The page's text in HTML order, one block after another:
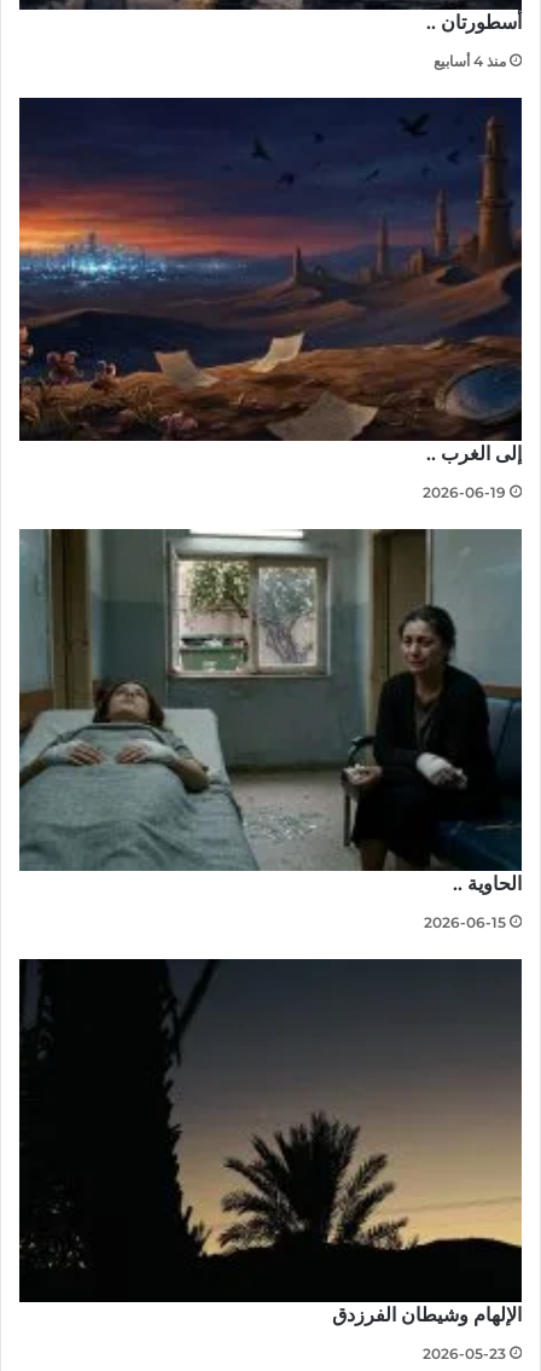
أسطورتان ..
منذ 4 أسابيع
إلى الغرب ..
2026-06-19
الحاوية ..
2026-06-15
الإلهام وشيطان الفرزدق
2026-05-23